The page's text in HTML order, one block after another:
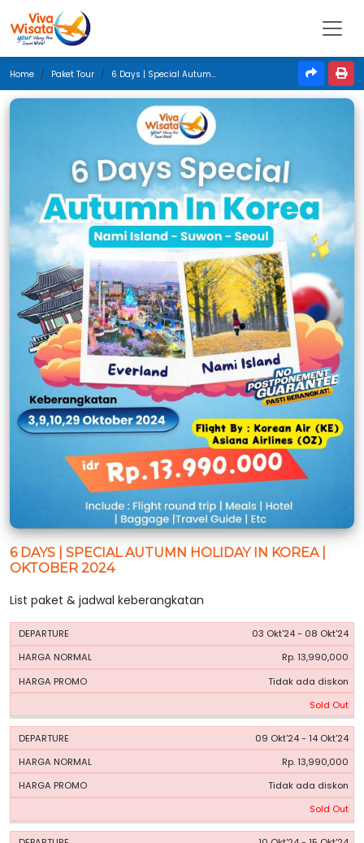
Home Paket Tour 6 Days | Special Autumn Holiday In Korea | Oktober 2024
6 DAYS | SPECIAL AUTUMN HOLIDAY IN KOREA |
OKTOBER 2024
List paket & jadwal keberangkatan
PERIODE
HARGA
03 Okt'24 - 08 Okt'24
Rp. 13,990,000
Tidak ada diskon
Sold Out
09 Okt'24 - 14 Okt'24
Rp. 13,990,000
Tidak ada diskon
Sold Out